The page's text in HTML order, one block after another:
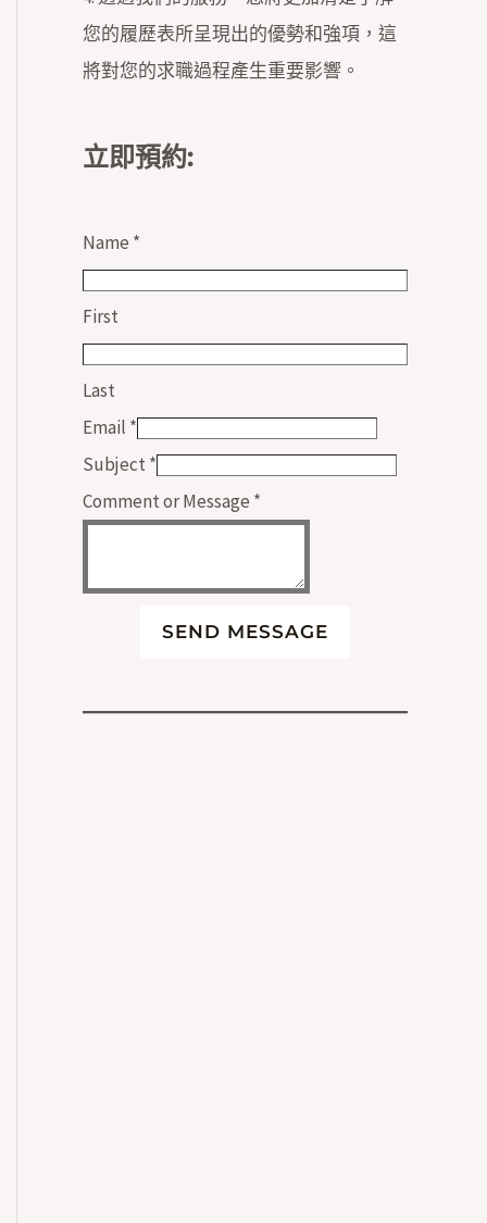
您的履歷表所呈現出的優勢和強項，這
將對您的求職過程產生重要影響。
立即預約:
Name *
First
Last
Email *
Subject *
Comment or Message *
SEND MESSAGE